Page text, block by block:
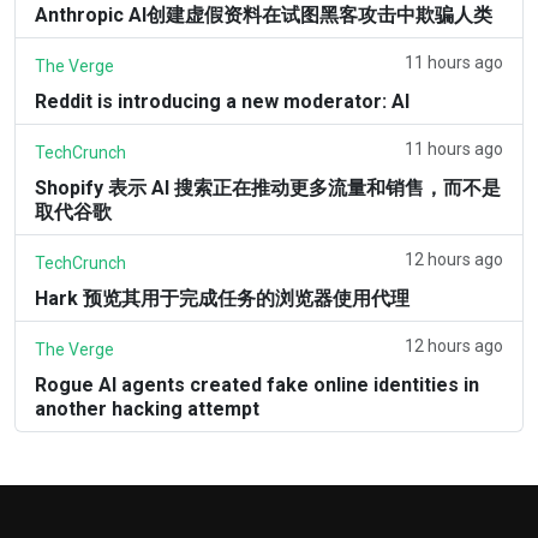
Anthropic AI创建虚假资料在试图黑客攻击中欺骗人类
The Verge 11 hours ago
Reddit is introducing a new moderator: AI
TechCrunch 11 hours ago
Shopify 表示 AI 搜索正在推动更多流量和销售，而不是
取代谷歌
TechCrunch 12 hours ago
Hark 预览其用于完成任务的浏览器使用代理
The Verge 12 hours ago
Rogue AI agents created fake online identities in
another hacking attempt